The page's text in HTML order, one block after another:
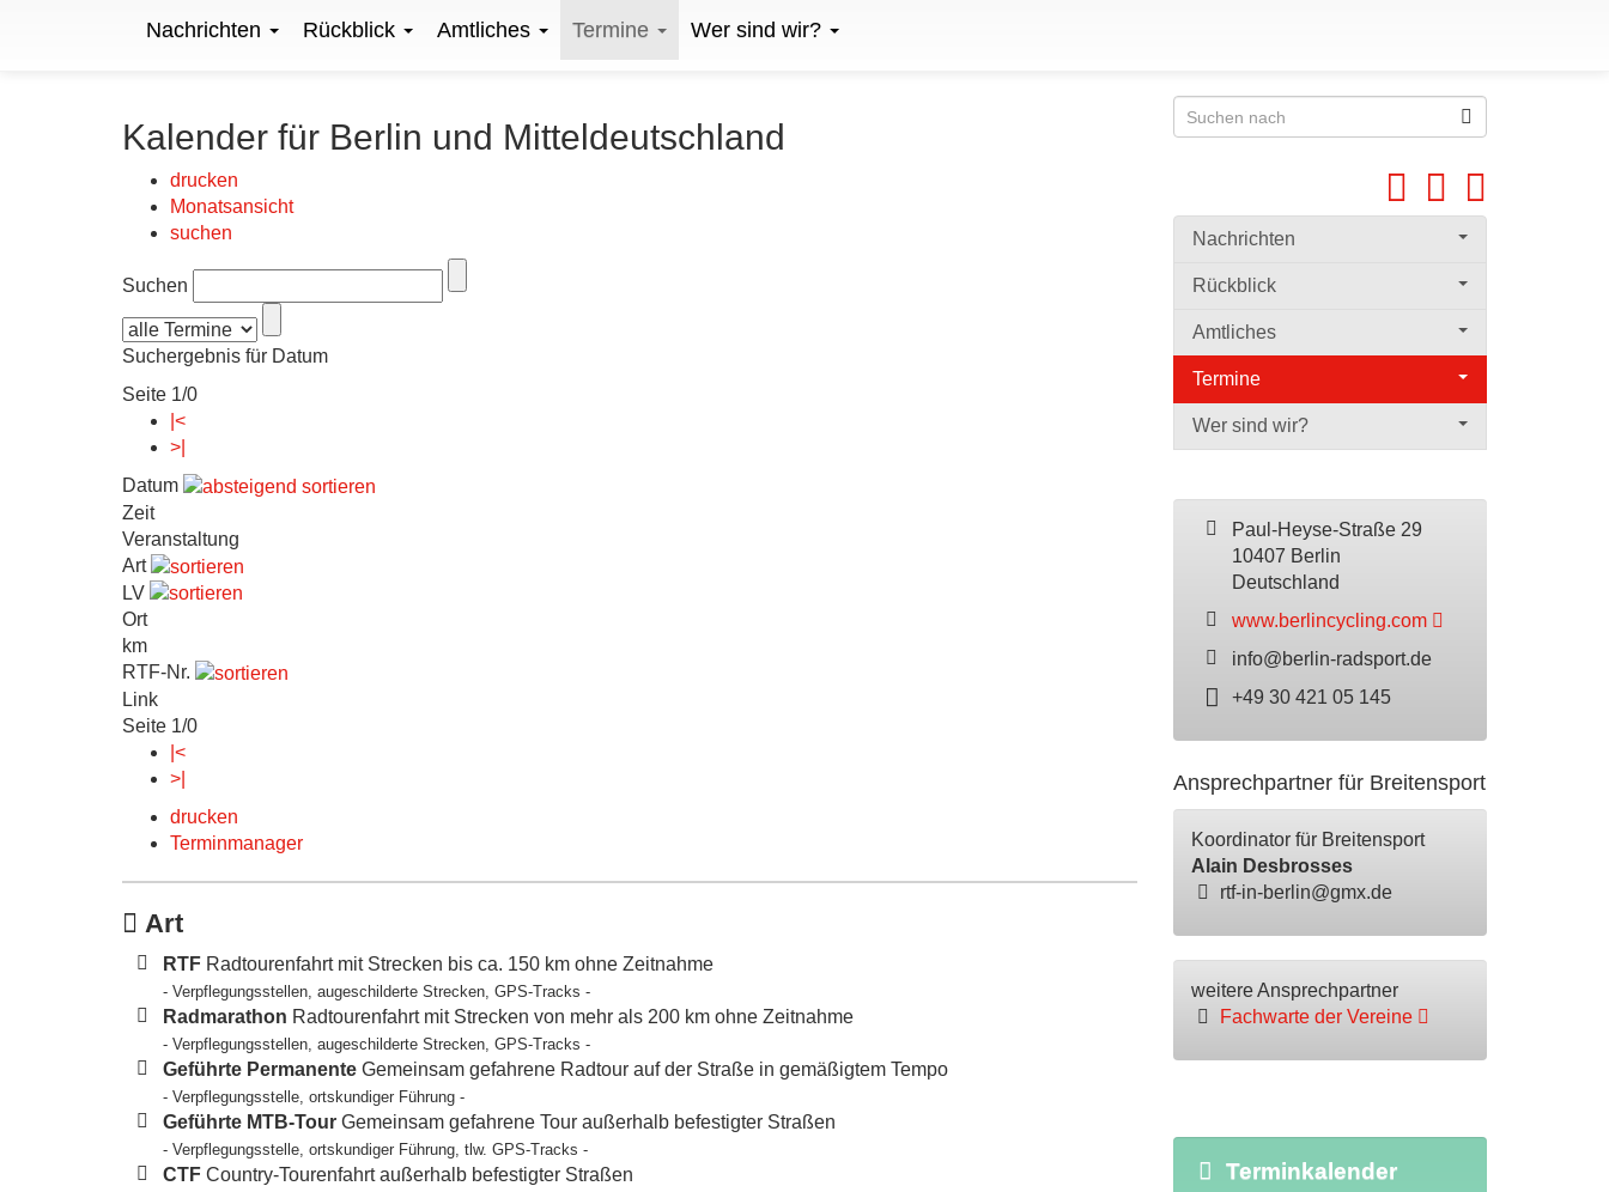
Nachrichten Rückblick Amtliches Termine Wer sind wir?
Kalender für Berlin und Mitteldeutschland
drucken
Monatsansicht
suchen
Suchen
Suchergebnis für Datum
Seite 1/0
|<
>|
Datum
Zeit
Veranstaltung
Art
LV
Ort
km
RTF-Nr.
Link
Seite 1/0
|<
>|
drucken
Terminmanager
Art
RTF Radtourenfahrt mit Strecken bis ca. 150 km ohne Zeitnahme
- Verpflegungsstellen, augeschilderte Strecken, GPS-Tracks -
Radmarathon Radtourenfahrt mit Strecken von mehr als 200 km ohne Zeitnahme
- Verpflegungsstellen, augeschilderte Strecken, GPS-Tracks -
Geführte Permanente Gemeinsam gefahrene Radtour auf der Straße in gemäßigtem Tempo
- Verpflegungsstelle, ortskundiger Führung -
Geführte MTB-Tour Gemeinsam gefahrene Tour außerhalb befestigter Straßen
- Verpflegungsstelle, ortskundiger Führung, tlw. GPS-Tracks -
CTF Country-Tourenfahrt außerhalb befestigter Straßen
Nachrichten
Rückblick
Amtliches
Termine
Wer sind wir?
Paul-Heyse-Straße 29
10407 Berlin
Deutschland
www.berlincycling.com
info@berlin-radsport.de
+49 30 421 05 145
Ansprechpartner für Breitensport
Koordinator für Breitensport
Alain Desbrosses
rtf-in-berlin@gmx.de
weitere Ansprechpartner
Fachwarte der Vereine
Terminkalender